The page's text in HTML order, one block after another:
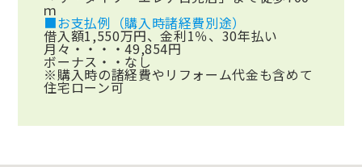
ｍ
■お支払例（購入時諸経費別途）
借入額1,550万円、金利1％、30年払い
月々・・・・49,854円
ボーナス・・なし
※購入時の諸経費やリフォーム代金も含めて
住宅ローン可